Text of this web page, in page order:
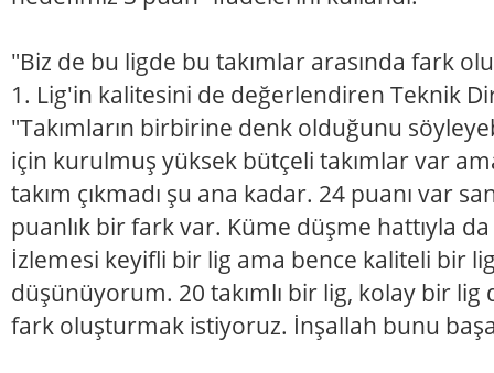
"Biz de bu ligde bu takımlar arasında fark
1. Lig'in kalitesini de değerlendiren Teknik
"Takımların birbirine denk olduğunu
için kurulmuş yüksek bütçeli takımlar var
takım çıkmadı şu ana kadar. 24 puanı var
puanlık bir fark var. Küme düşme hattıyla
İzlemesi keyifli bir lig ama bence kaliteli bir
düşünüyorum. 20 takımlı bir lig, kolay bir lig
fark oluşturmak istiyoruz. İnşallah bunu